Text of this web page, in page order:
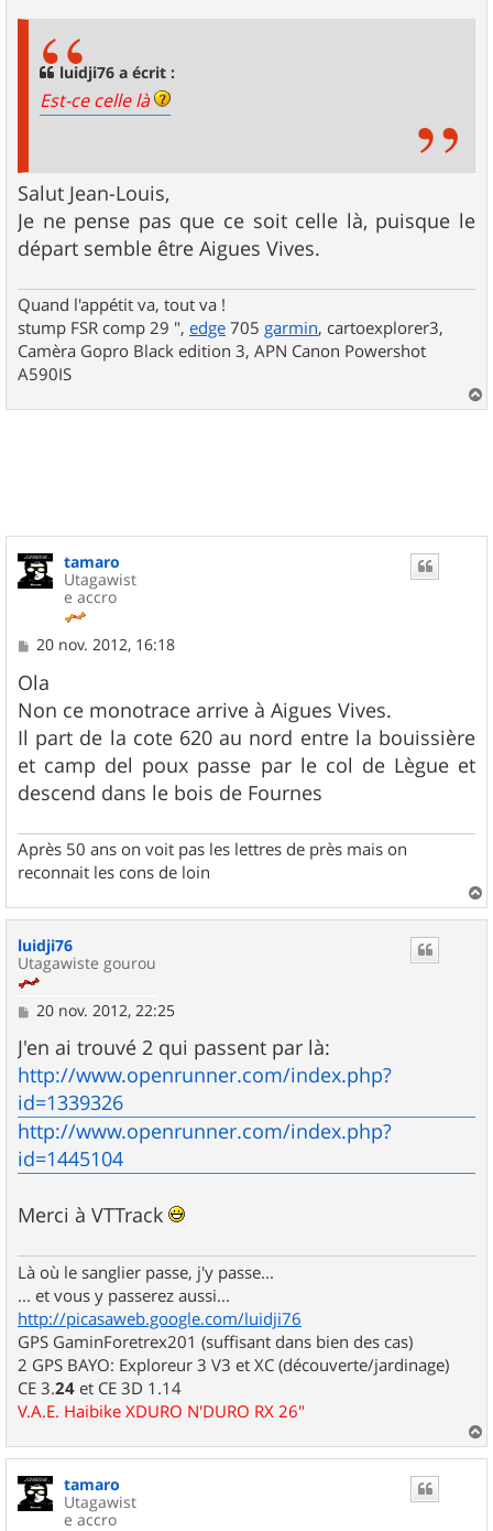
luidji76 a écrit :
Est-ce celle là
Salut Jean-Louis,
Je ne pense pas que ce soit celle là, puisque le
départ semble être Aigues Vives.
Quand l'appétit va, tout va !
stump FSR comp 29 ", edge 705 garmin, cartoexplorer3,
Camèra Gopro Black edition 3, APN Canon Powershot
A590IS
a
tamaro
Utagawist
e accro
M
s
s
a
g
e
20 nov. 2012, 16:18
Ola
Non ce monotrace arrive à Aigues Vives.
Il part de la cote 620 au nord entre la bouissière
et camp del poux passe par le col de Lègue et
descend dans le bois de Fournes
Après 50 ans on voit pas les lettres de près mais on
reconnait les cons de loin
a
luidji76
Utagawiste gourou
M
s
s
a
g
e
20 nov. 2012, 22:25
J'en ai trouvé 2 qui passent par là:
http://www.openrunner.com/index.php?
id=1339326
http://www.openrunner.com/index.php?
id=1445104
Merci à VTTrack
Là où le sanglier passe, j'y passe...
... et vous y passerez aussi...
http://picasaweb.google.com/luidji76
GPS GaminForetrex201 (suffisant dans bien des cas)
2 GPS BAYO: Exploreur 3 V3 et XC (découverte/jardinage)
CE 3.24 et CE 3D 1.14
V.A.E. Haibike XDURO N'DURO RX 26"
a
u
tamaro
Utagawist
e accro